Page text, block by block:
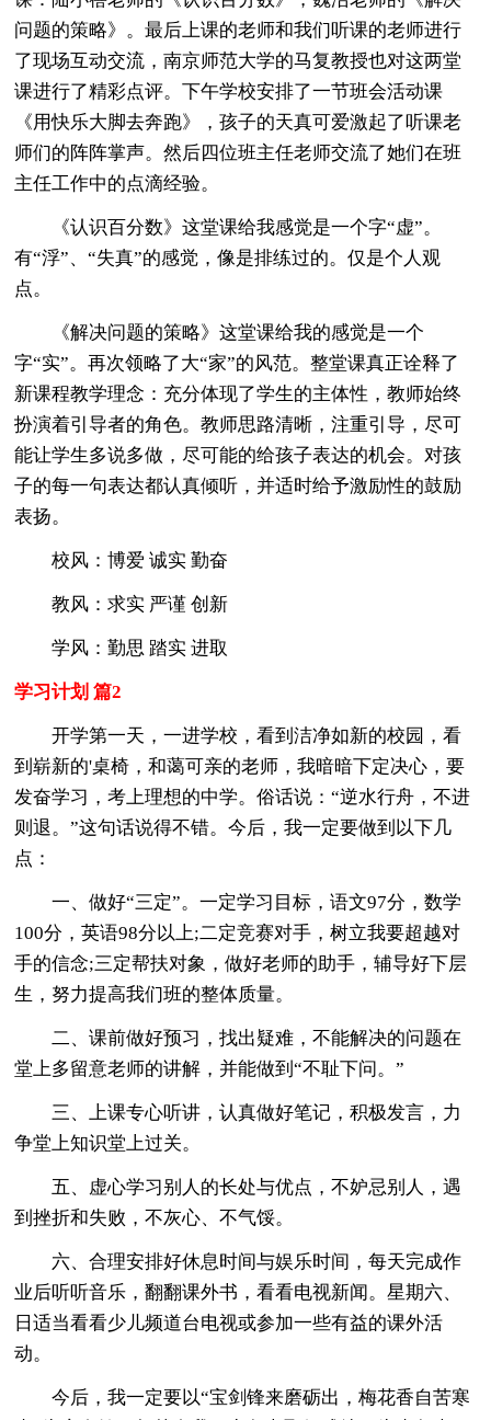
问题的策略》。最后上课的老师和我们听课的老师进行
了现场互动交流，南京师范大学的马复教授也对这两堂
课进行了精彩点评。下午学校安排了一节班会活动课
《用快乐大脚去奔跑》，孩子的天真可爱激起了听课老
师们的阵阵掌声。然后四位班主任老师交流了她们在班
主任工作中的点滴经验。
《认识百分数》这堂课给我感觉是一个字“虚”。
有“浮”、“失真”的感觉，像是排练过的。仅是个人观
点。
《解决问题的策略》这堂课给我的感觉是一个
字“实”。再次领略了大“家”的风范。整堂课真正诠释了
新课程教学理念：充分体现了学生的主体性，教师始终
扮演着引导者的角色。教师思路清晰，注重引导，尽可
能让学生多说多做，尽可能的给孩子表达的机会。对孩
子的每一句表达都认真倾听，并适时给予激励性的鼓励
表扬。
校风：博爱 诚实 勤奋
教风：求实 严谨 创新
学风：勤思 踏实 进取
学习计划 篇2
开学第一天，一进学校，看到洁净如新的校园，看
到崭新的'桌椅，和蔼可亲的老师，我暗暗下定决心，要
发奋学习，考上理想的中学。俗话说：“逆水行舟，不进
则退。”这句话说得不错。今后，我一定要做到以下几
点：
一、做好“三定”。一定学习目标，语文97分，数学
100分，英语98分以上;二定竞赛对手，树立我要超越对
手的信念;三定帮扶对象，做好老师的助手，辅导好下层
生，努力提高我们班的整体质量。
二、课前做好预习，找出疑难，不能解决的问题在
堂上多留意老师的讲解，并能做到“不耻下问。”
三、上课专心听讲，认真做好笔记，积极发言，力
争堂上知识堂上过关。
五、虚心学习别人的长处与优点，不妒忌别人，遇
到挫折和失败，不灰心、不气馁。
六、合理安排好休息时间与娱乐时间，每天完成作
业后听听音乐，翻翻课外书，看看电视新闻。星期六、
日适当看看少儿频道台电视或参加一些有益的课外活
动。
今后，我一定要以“宝剑锋来磨砺出，梅花香自苦寒